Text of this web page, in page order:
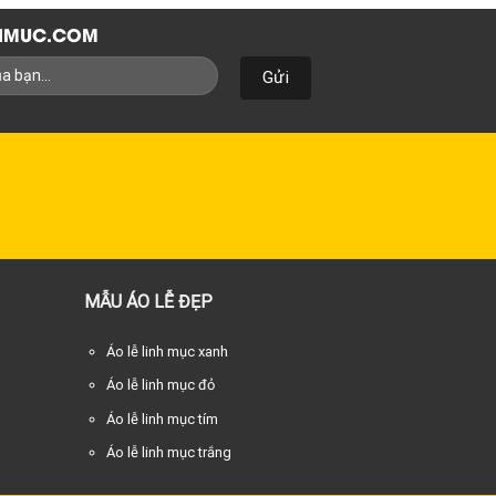
MẪU ÁO LỄ ĐẸP
Áo lễ linh mục xanh
Áo lễ linh mục đỏ
Áo lễ linh mục tím
Áo lễ linh mục trắng